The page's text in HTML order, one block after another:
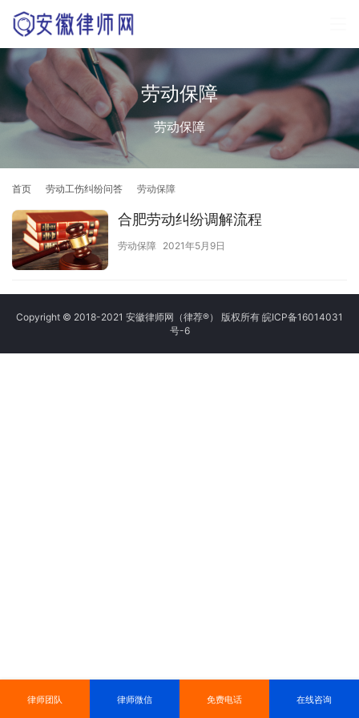
劳动保障
劳动保障
首页 劳动工伤纠纷问答 劳动保障
合肥劳动纠纷调解流程
劳动保障 2021年5月9日
Copyright © 2018-2021 安徽律师网（律荐®） 版权所有 皖ICP备16014031
号-6
律师团队 律师微信 免费电话 在线咨询